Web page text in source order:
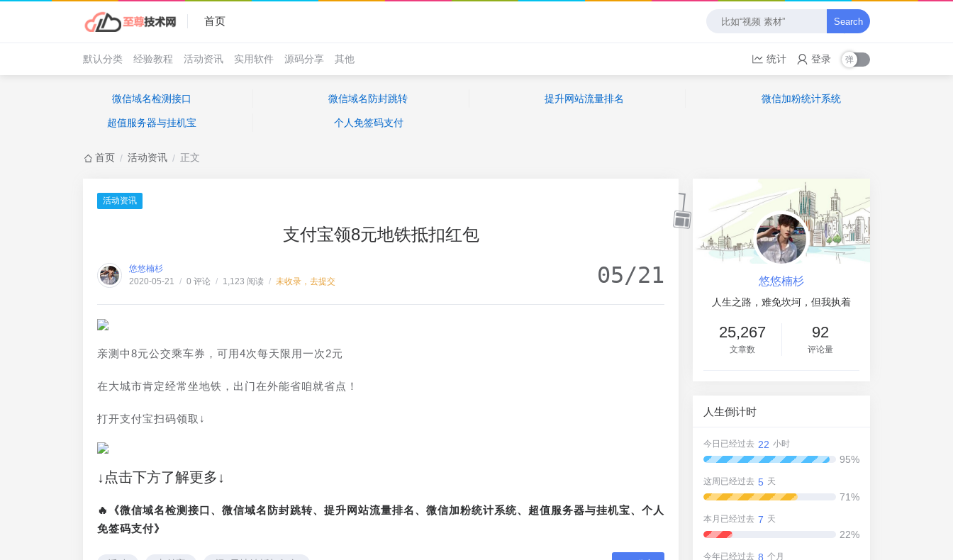
首页 Search
默认分类 经验教程 活动资讯 实用软件 源码分享 其他 统计 登录
微信域名检测接口 微信域名防封跳转 提升网站流量排名 微信加粉统计系统
超值服务器与挂机宝 个人免签码支付
首页 / 活动资讯 / 正文
活动资讯
支付宝领8元地铁抵扣红包
悠悠楠杉
2020-05-21 / 0 评论 / 1,123 阅读 / 未收录，去提交 05/21
亲测中8元公交乘车券，可用4次每天限用一次2元
在大城市肯定经常坐地铁，出门在外能省咱就省点！
打开支付宝扫码领取↓
↓点击下方了解更多↓
🔥《微信域名检测接口、微信域名防封跳转、提升网站流量排名、微信加粉统计系统、超值服务器与挂机宝、个人
免签码支付》
悠悠楠杉
人生之路，难免坎坷，但我执着
25,267
文章数
92
评论量
人生倒计时
今日已经过去 22 小时
95%
这周已经过去 5 天
71%
本月已经过去 7 天
22%
今年已经过去 8 个月